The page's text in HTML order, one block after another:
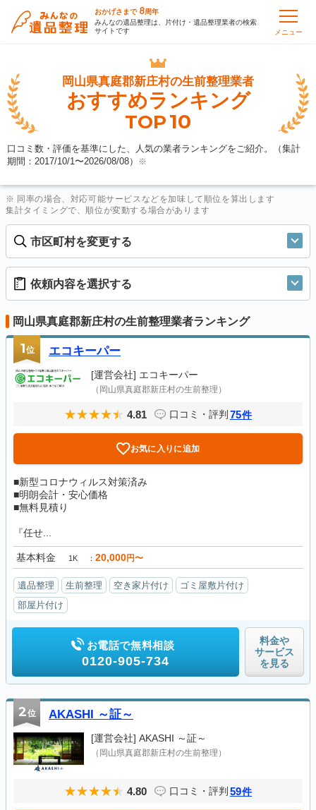
おかげさまで 8周年
みんなの遺品整理は、片付け・遺品整理業者の検索
サイトです
メニュー
岡山県真庭郡新庄村の生前整理業者
おすすめランキング
TOP10
口コミ数・評価を基準にした、人気の業者ランキングをご紹介。（集計
期間：2017/10/1〜2026/08/08） ※
※ 同率の場合、対応可能サービスなどを加味して順位を算出します
集計タイミングで、順位が変動する場合があります
市区町村を変更する
依頼内容を選択する
岡山県真庭郡新庄村の生前整理業者ランキング
1位 エコキーパー
[運営会社] エコキーパー
（岡山県真庭郡新庄村の生前整理）
4.81 口コミ・評判 75件
お気に入りに追加
■新型コロナウィルス対策済み
■明朗会計・安心価格
■無料見積り
『任せ...
基本料金 1K 20,000円〜
遺品整理 生前整理 空き家片付け
ゴミ屋敷片付け
部屋片付け
お電話で無料相談
0120-905-734
料金や
サービス
を見る
2位 AKASHI ～証～
[運営会社] AKASHI ～証～
（岡山県真庭郡新庄村の生前整理）
4.80 口コミ・評判 59件